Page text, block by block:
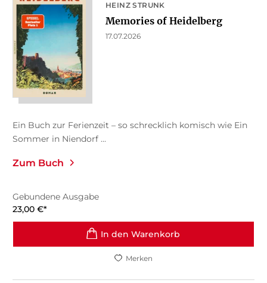
HEINZ STRUNK
Memories of Heidelberg
17.07.2026
Ein Buch zur Ferienzeit – so schrecklich komisch wie Ein
Sommer in Niendorf ...
Zum Buch
Gebundene Ausgabe
23,00 €*
In den Warenkorb
Merken